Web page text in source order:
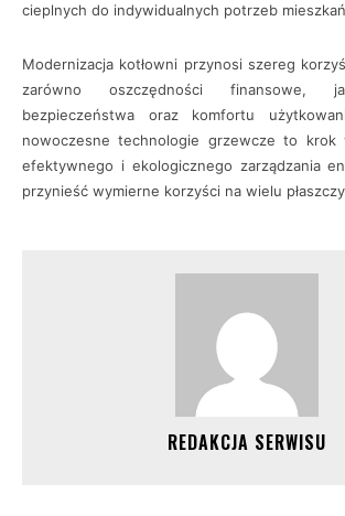
cieplnych do indywidualnych potrzeb
Modernizacja kotłowni przynosi szereg
zarówno oszczędności
bezpieczeństwa oraz komfortu
nowoczesne technologie grzewcze to krok
efektywnego i ekologicznego zarządzania
przynieść wymierne korzyści na wielu
REDAKCJA SERWISU